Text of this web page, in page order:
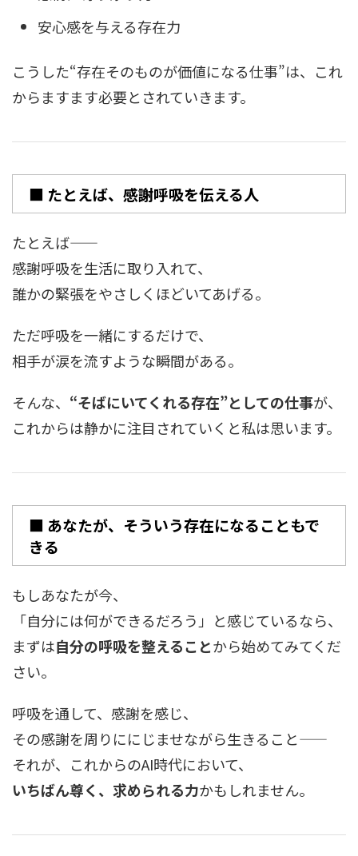
安心感を与える存在力
こうした“存在そのものが価値になる仕事”は、これ
からますます必要とされていきます。
■ たとえば、感謝呼吸を伝える人
たとえば――
感謝呼吸を生活に取り入れて、
誰かの緊張をやさしくほどいてあげる。
ただ呼吸を一緒にするだけで、
相手が涙を流すような瞬間がある。
そんな、 “そばにいてくれる存在”としての仕事が、
これからは静かに注目されていくと私は思います。
■ あなたが、そういう存在になることもで
きる
もしあなたが今、
「自分には何ができるだろう」と感じているなら、
まずは自分の呼吸を整えることから始めてみてくだ
さい。
呼吸を通して、感謝を感じ、
その感謝を周りににじませながら生きること――
それが、これからのAI時代において、
いちばん尊く、求められる力かもしれません。